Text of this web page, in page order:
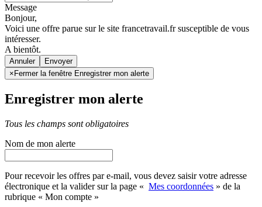
Message
Bonjour,
Voici une offre parue sur le site francetravail.fr susceptible de vous
intéresser.
A bientôt.
Annuler
× Fermer la fenêtre Enregistrer mon alerte
Enregistrer mon alerte
Tous les champs sont obligatoires
Nom de mon alerte
Pour recevoir les offres par e-mail, vous devez saisir votre adresse
électronique et la valider sur la page « Mes coordonnées » de la
rubrique « Mon compte »